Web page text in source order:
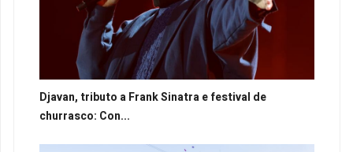
Djavan, tributo a Frank Sinatra e festival de
churrasco: Con...